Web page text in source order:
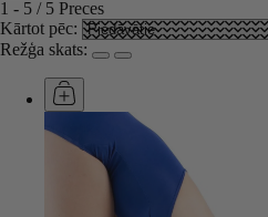
1 - 5 / 5 Preces
Kārtot pēc:
Režģa skats: